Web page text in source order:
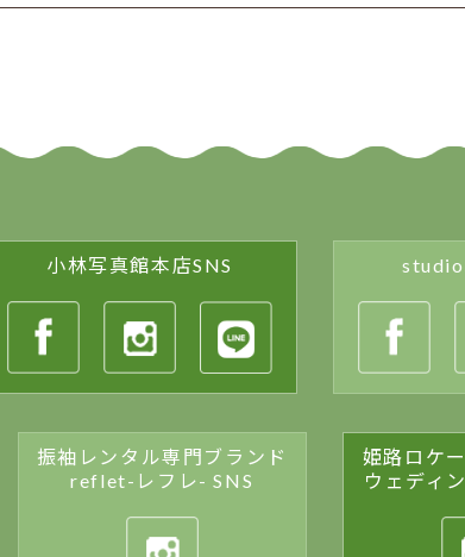
小林写真館本店SNS
振袖レンタル専門ブランド
reflet-レフレ- SNS
姫路ロケ
ウェディ